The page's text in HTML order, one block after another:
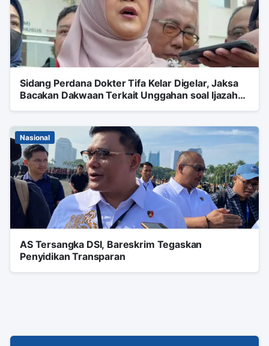
Sidang Perdana Dokter Tifa Kelar Digelar, Jaksa
Bacakan Dakwaan Terkait Unggahan soal Ijazah
Nasional
AS Tersangka DSI, Bareskrim Tegaskan
Penyidikan Transparan